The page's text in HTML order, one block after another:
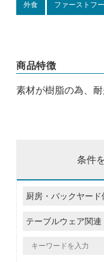
外食 ファーストフ
商品特徴
素材が樹脂の為、
条件